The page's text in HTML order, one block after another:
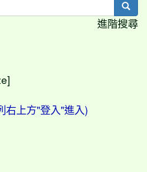
進階搜尋
右上方"登入"進入)